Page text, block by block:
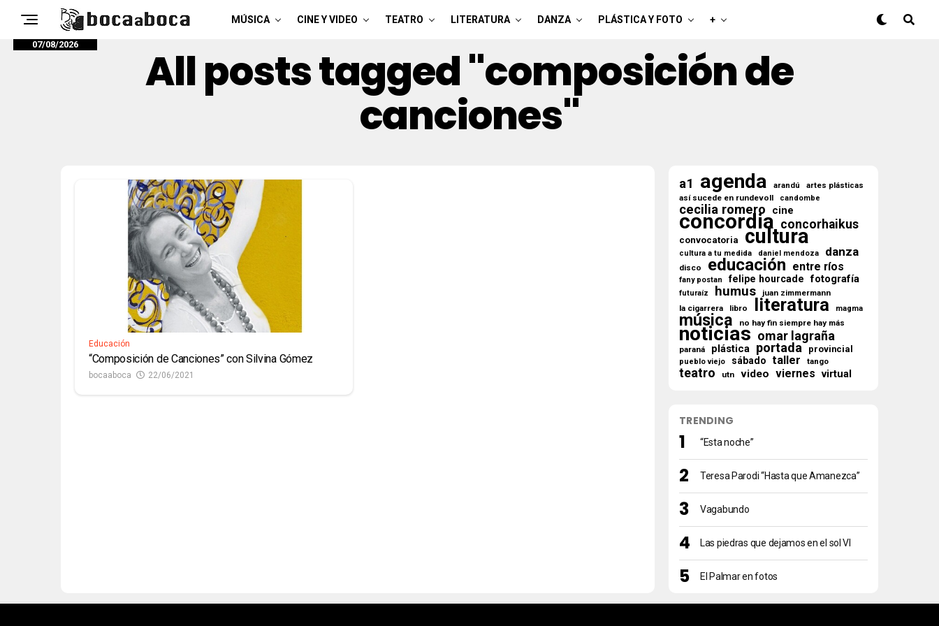
MÚSICA CINE Y VIDEO TEATRO LITERATURA DANZA PLÁSTICA Y FOTO +
07/08/2026 All posts tagged "composición de
canciones"
Educación
“Composición de Canciones” con Silvina Gómez
bocaaboca 22/06/2021
a1 agenda arandú artes plásticas
así sucede en rundevoll candombe
cecilia romero cine
concordia concorhaikus
convocatoria cultura
cultura a tu medida daniel mendoza danza
disco educación entre ríos
fany postan felipe hourcade fotografía
futuraíz humus
juan zimmermann
la cigarrera
libro literatura magma
música no hay fin siempre hay más
noticias omar lagraña
paraná plástica portada provincial
pueblo viejo sábado taller tango
teatro utn video viernes virtual
TRENDING
“Esta noche”
Teresa Parodi “Hasta que Amanezca”
Vagabundo
Las piedras que dejamos en el sol VI
El Palmar en fotos